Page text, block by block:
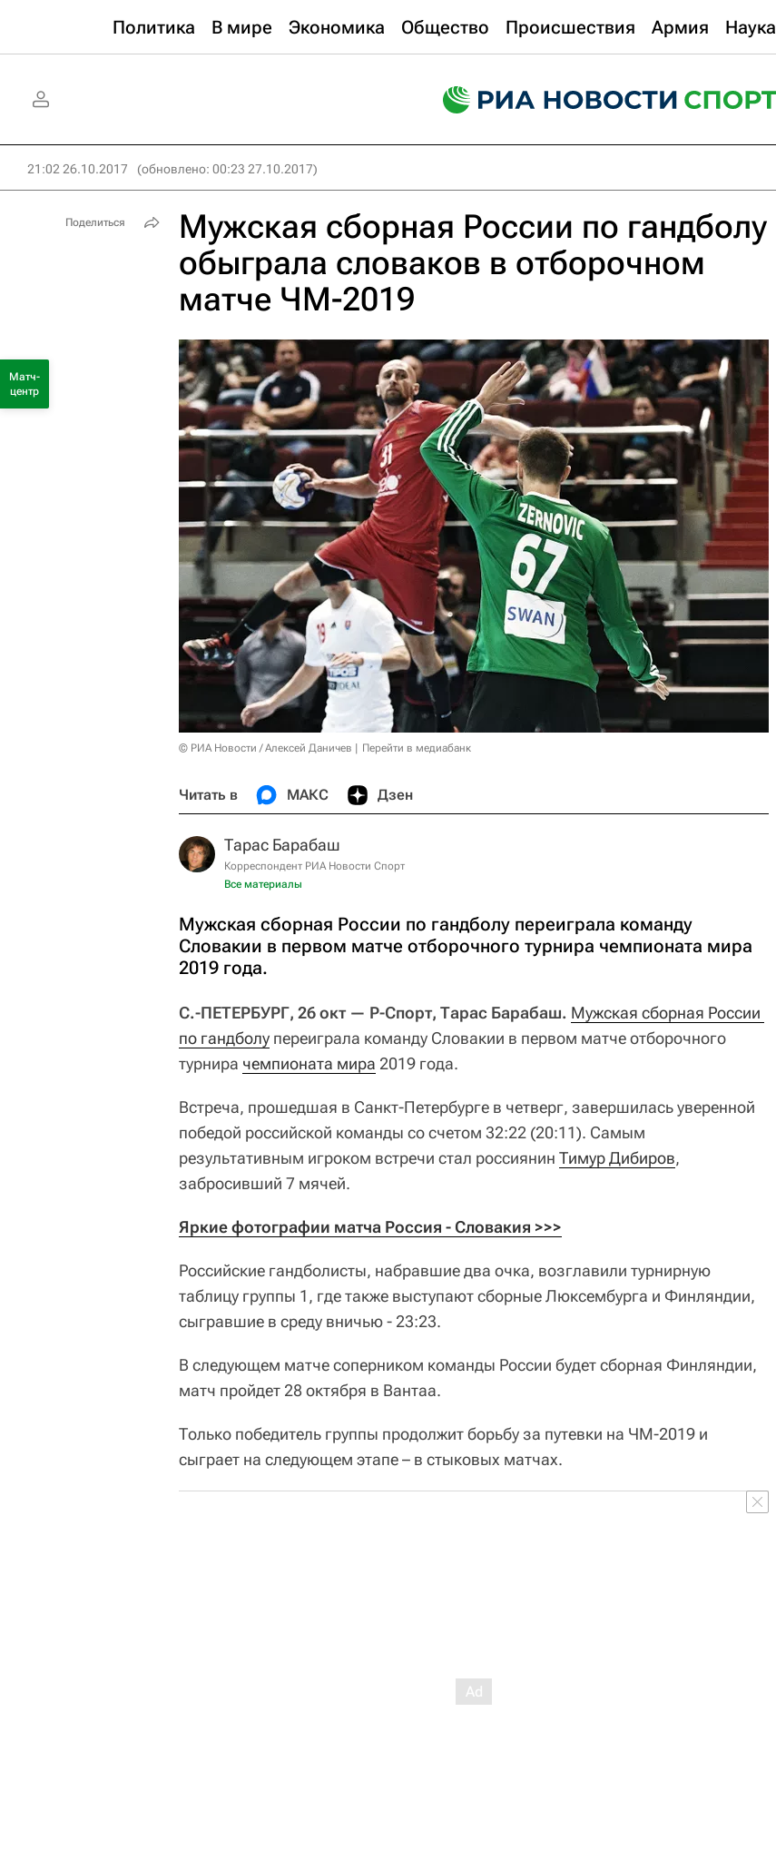
Политика В мире Экономика Общество Происшествия Армия Наука
21:02 26.10.2017 (обновлено: 00:23 27.10.2017)
Мужская сборная России по гандболу
обыграла словаков в отборочном
матче ЧМ-2019
© РИА Новости / Алексей Даничев Перейти в медиабанк
Читать в МАКС Дзен
Тарас Барабаш
Корреспондент РИА Новости Спорт
Все материалы
Мужская сборная России по гандболу переиграла команду
Словакии в первом матче отборочного турнира чемпионата мира
2019 года.
С.-ПЕТЕРБУРГ, 26 окт — Р-Спорт, Тарас Барабаш. Мужская сборная России
по гандболу переиграла команду Словакии в первом матче отборочного
турнира чемпионата мира 2019 года.
Встреча, прошедшая в Санкт-Петербурге в четверг, завершилась уверенной
победой российской команды со счетом 32:22 (20:11). Самым
результативным игроком встречи стал россиянин Тимур Дибиров,
забросивший 7 мячей.
Яркие фотографии матча Россия - Словакия >>>
Российские гандболисты, набравшие два очка, возглавили турнирную
таблицу группы 1, где также выступают сборные Люксембурга и Финляндии,
сыгравшие в среду вничью - 23:23.
В следующем матче соперником команды России будет сборная Финляндии,
матч пройдет 28 октября в Вантаа.
Только победитель группы продолжит борьбу за путевки на ЧМ-2019 и
сыграет на следующем этапе – в стыковых матчах.
Поделиться
Матч-
центр